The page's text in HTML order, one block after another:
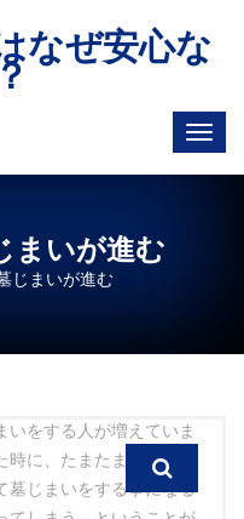
なぜ安心な
まいが進む
じまいが進む
をする人が増えていま
時に、たまたま墓じまい
墓じまいをする事になる